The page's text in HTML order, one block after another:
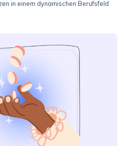
in einem dynamischen Berufsfeld